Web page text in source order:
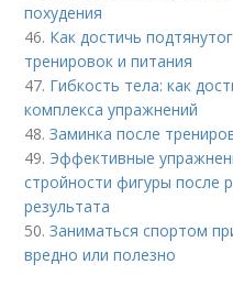
похудения
46. Как достичь
тренировок и питания
47. Гибкость тела: как
комплекса упражнений
48.Заминка после
49. Эффективные
стройности фигуры после
результата
50.Заниматься спортом
вредно или полезно